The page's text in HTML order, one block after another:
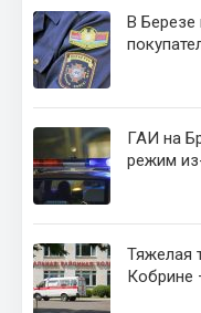
В
ГАИ на
режим
Тяжелая
Кобрине